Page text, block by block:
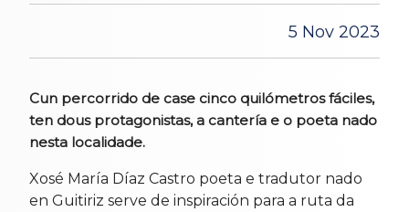
5 Nov 2023
Cun percorrido de case cinco quilómetros fáciles,
ten dous protagonistas, a cantería e o poeta nado
nesta localidade.
Xosé María Díaz Castro poeta e tradutor nado
en Guitiriz serve de inspiración para a ruta da